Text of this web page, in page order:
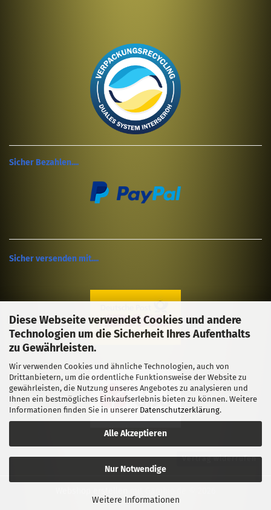
Diese Webseite verwendet Cookies und andere
Technologien um die Sicherheit Ihres Aufenthalts
zu Gewährleisten.
Wir verwenden Cookies und ähnliche Technologien, auch von
Drittanbietern, um die ordentliche Funktionsweise der Website zu
gewährleisten, die Nutzung unseres Angebotes zu analysieren und
Ihnen ein bestmögliches Einkaufserlebnis bieten zu können. Weitere
Informationen finden Sie in unserer Datenschutzerklärung.
Alle Akzeptieren
Nur Notwendige
Weitere Informationen
Sicher Bezahlen....
Sicher versenden mit....
Vertrag widerrufen